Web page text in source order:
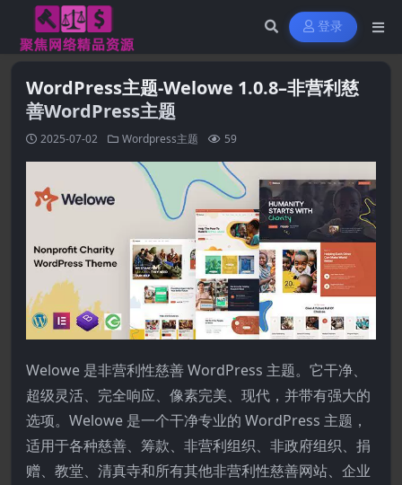
登录
WordPress主题-Welowe 1.0.8–非营利慈
善WordPress主题
2025-07-02 Wordpress主题 59
Welowe 是非营利性慈善 WordPress 主题。它干净、
超级灵活、完全响应、像素完美、现代，并带有强大的
选项。Welowe 是一个干净专业的 WordPress 主题，
适用于各种慈善、筹款、非营利组织、非政府组织、捐
赠、教堂、清真寺和所有其他非营利性慈善网站、企业